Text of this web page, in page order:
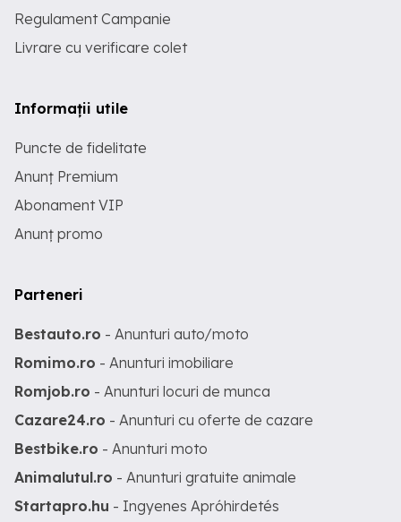
Regulament Campanie
Livrare cu verificare colet
Informații utile
Puncte de fidelitate
Anunț Premium
Abonament VIP
Anunț promo
Parteneri
Bestauto.ro - Anunturi auto/moto
Romimo.ro - Anunturi imobiliare
Romjob.ro - Anunturi locuri de munca
Cazare24.ro - Anunturi cu oferte de cazare
Bestbike.ro - Anunturi moto
Animalutul.ro - Anunturi gratuite animale
Startapro.hu - Ingyenes Apróhirdetés